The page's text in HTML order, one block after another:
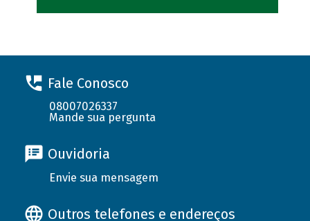
Fale Conosco
08007026337
Mande sua pergunta
Ouvidoria
Envie sua mensagem
Outros telefones e endereços